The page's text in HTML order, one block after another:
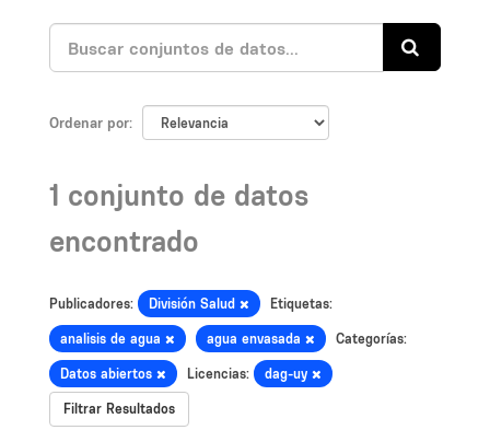
Ordenar por
1 conjunto de datos
encontrado
Publicadores: División Salud Etiquetas:
analisis de agua agua envasada Categorías:
Datos abiertos Licencias: dag-uy
Filtrar Resultados